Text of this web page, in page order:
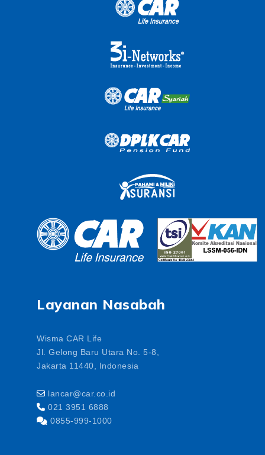
Layanan Nasabah
Wisma CAR Life
Jl. Gelong Baru Utara No. 5-8,
Jakarta 11440, Indonesia
lancar@car.co.id
021 3951 6888
0855-999-1000